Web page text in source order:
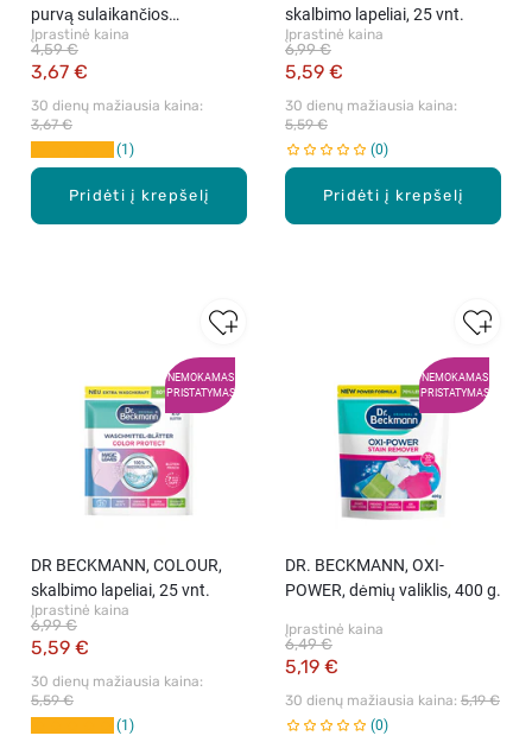
Pridėti į krepšelį
purvą sulaikančios
servetėlės, 20 vnt.
Įprastinė kaina
3,67 €
4,59 €
30 dienų mažiausia kaina:
3,67 €
1
Pridėti į krepšelį
skalbimo lapeliai, 25 vnt.
Įprastinė kaina
5,59 €
6,99 €
30 dienų mažiausia kaina:
5,59 €
0
NEMOKAMAS
PRISTATYMAS
DR BECKMANN, COLOUR,
skalbimo lapeliai, 25 vnt.
Įprastinė kaina
5,59 €
6,99 €
30 dienų mažiausia kaina:
5,59 €
1
NEMOKAMAS
PRISTATYMAS
DR. BECKMANN, OXI-
POWER, dėmių valiklis, 400 g.
Įprastinė kaina
5,19 €
6,49 €
30 dienų mažiausia kaina: 5,19 €
0